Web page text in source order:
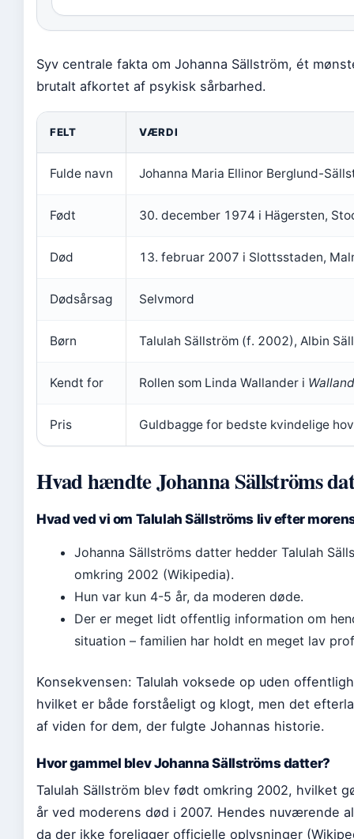
Syv centrale fakta om Johanna Sällström, ét
brutalt afkortet af psykisk sårbarhed.
FELT VÆRDI
Fulde navn Johanna Maria Ellinor Berglund-
Født 30. december 1974 i Hägersten,
Død 13. februar 2007 i Slottsstaden,
Dødsårsag Selvmord
Børn Talulah Sällström (f. 2002), Albin
Kendt for Rollen som Linda Wallander i
Pris Guldbagge for bedste kvindelige
Hvad hændte Johanna Sällströms
Hvad ved vi om Talulah Sällströms liv efter
Johanna Sällströms datter hedder Talulah
omkring 2002 (Wikipedia).
Hun var kun 4-5 år, da moderen døde.
Der er meget lidt offentlig information om
situation – familien har holdt en meget lav
Konsekvensen: Talulah voksede op uden
hvilket er både forståeligt og klogt, men det
af viden for dem, der fulgte Johannas historie.
Hvor gammel blev Johanna Sällströms datter?
Talulah Sällström blev født omkring 2002, hvilket
år ved moderens død i 2007. Hendes nuværende
da der ikke foreligger officielle oplysninger